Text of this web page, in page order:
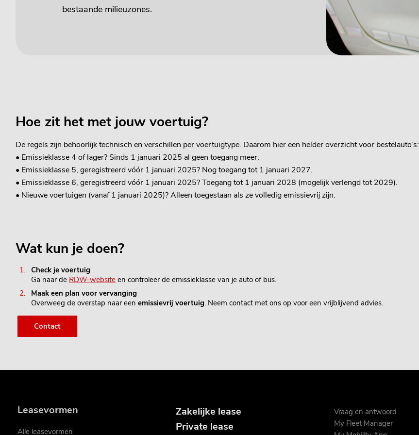
bestaande milieuzones.
Hoe zit het met jouw voertuig?
De regels zijn behoorlijk technisch en verschillen per voertuigtype. Daarom hier een helder overzicht voor bestelauto’s:
• Emissieklasse 4 of lager? Sinds 1 januari 2025 al geen toegang meer.
• Emissieklasse 5, geregistreerd vóór 1 januari 2025? Nog toegang tot 1 januari 2027.
• Emissieklasse 6, geregistreerd vóór 1 januari 2025? Toegang tot 1 januari 2028 (mogelijk verlengd tot 2029).
• Nieuwe voertuigen (vanaf 1 januari 2025)? Alleen toegestaan als ze volledig emissievrij zijn.
Wat kun je doen?
Check je voertuig
Ga naar de RDW-website en controleer de emissieklasse van je auto of bus.
Maak een plan voor vervanging
Overweeg de overstap naar een emissievrij voertuig. Neem contact met ons op voor een vrijblijvend advies.
Contact
Leasevormen
Alle leasevormen
Zakelijke lease
Private lease
Vraag en antwoord
My Fleet Manager